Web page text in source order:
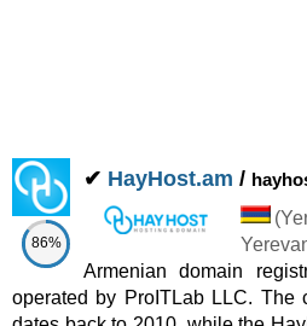
Linux/Windows
IaaS 2 vCPU / 2 GB RAM / 100 GB
(Jul 2026 Linux/Windows
Veeam Backup 1000 GB:AMD
86%
✔ HayHost.am /
(
Armenian domain
operated by ProITLab LLC. The